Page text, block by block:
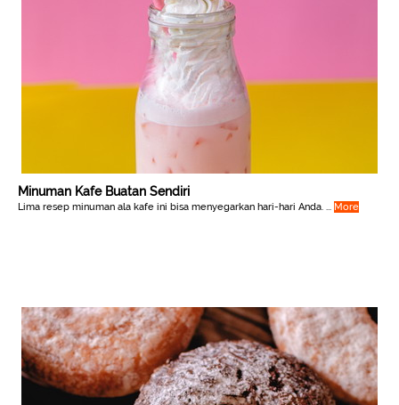
Minuman Kafe Buatan Sendiri
Lima resep minuman ala kafe ini bisa menyegarkan hari-hari Anda. ... More